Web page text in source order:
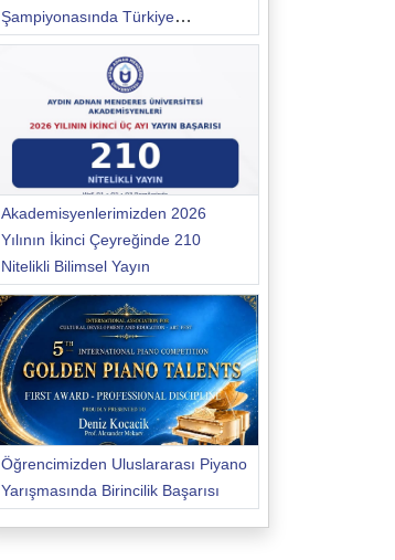
Şampiyonasında Türkiye
Şampiyonu Oldu
Akademisyenlerimizden 2026
Yılının İkinci Çeyreğinde 210
Nitelikli Bilimsel Yayın
Öğrencimizden Uluslararası Piyano
Yarışmasında Birincilik Başarısı